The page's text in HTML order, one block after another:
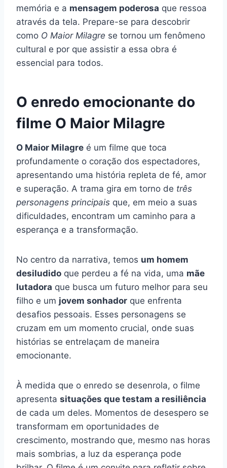
memória e a mensagem poderosa que ressoa
através da tela. Prepare-se para descobrir
como O Maior Milagre se tornou um fenômeno
cultural e por que assistir a essa obra é
essencial para todos.
O enredo emocionante do
filme O Maior Milagre
O Maior Milagre é um filme que toca
profundamente o coração dos espectadores,
apresentando uma história repleta de fé, amor
e superação. A trama gira em torno de três
personagens principais que, em meio a suas
dificuldades, encontram um caminho para a
esperança e a transformação.
No centro da narrativa, temos um homem
desiludido que perdeu a fé na vida, uma mãe
lutadora que busca um futuro melhor para seu
filho e um jovem sonhador que enfrenta
desafios pessoais. Esses personagens se
cruzam em um momento crucial, onde suas
histórias se entrelaçam de maneira
emocionante.
À medida que o enredo se desenrola, o filme
apresenta situações que testam a resiliência
de cada um deles. Momentos de desespero se
transformam em oportunidades de
crescimento, mostrando que, mesmo nas horas
mais sombrias, a luz da esperança pode